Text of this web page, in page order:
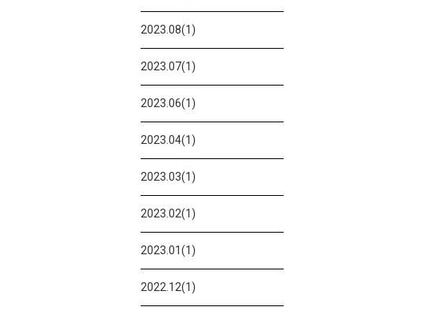
2023.08(1)
2023.07(1)
2023.06(1)
2023.04(1)
2023.03(1)
2023.02(1)
2023.01(1)
2022.12(1)